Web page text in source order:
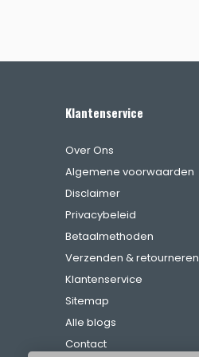
Klantenservice
Over Ons
Algemene voorwaarden
Disclaimer
Privacybeleid
Betaalmethoden
Verzenden & retourneren
Klantenservice
Sitemap
Alle blogs
Contact